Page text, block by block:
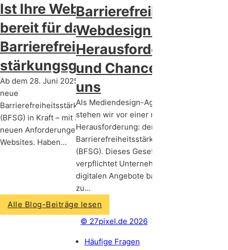
Ist Ihre Website
bereit für das
Barrierefreiheits­
stärkungsgesetz?
Ab dem 28. Juni 2025 tritt das
neue
Barrierefreiheitsstärkungsgesetz
(BFSG) in Kraft – mit zahlreichen
neuen Anforderungen an
Websites. Haben…
Barrierefreiheit im
Webdesign:
Herausforderungen
und Chancen für
uns
Als Mediendesign-Agentur
stehen wir vor einer neuen
Herausforderung: dem
Barrierefreiheitsstärkungsgesetz
(BFSG). Dieses Gesetz
verpflichtet Unternehmen, ihre
digitalen Angebote barrierefrei
zu…
Alle Blog-Beiträge lesen
© 27pixel.de 2026
Häufige Fragen